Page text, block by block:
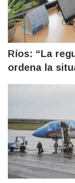
Ríos: “La
ordena la